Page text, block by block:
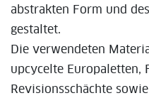
abstrakten Form und
gestaltet.
Die verwendeten
upcycelte Europaletten,
Revisionsschächte